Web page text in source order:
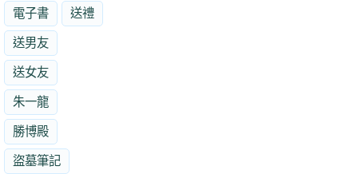
電子書 送禮
送男友
送女友
朱一龍
勝博殿
盜墓筆記